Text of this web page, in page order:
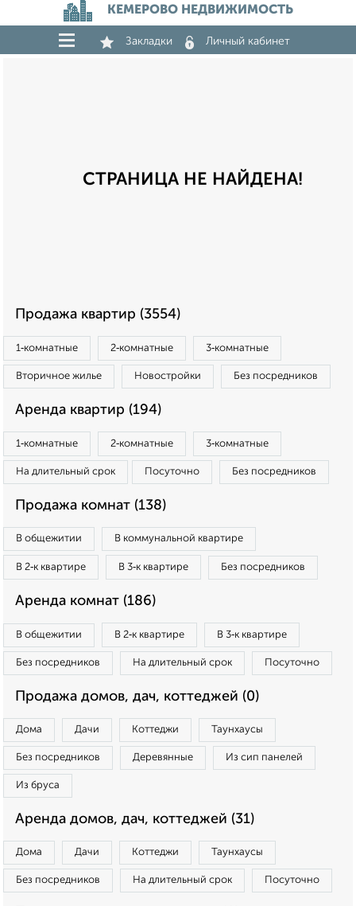
КЕМЕРОВО НЕДВИЖИМОСТЬ
Закладки Личный кабинет
СТРАНИЦА НЕ НАЙДЕНА!
Продажа квартир (3554)
1‑комнатные 2‑комнатные 3‑комнатные
Вторичное жилье Новостройки Без посредников
Аренда квартир (194)
1‑комнатные 2‑комнатные 3‑комнатные
На длительный срок Посуточно Без посредников
Продажа комнат (138)
В общежитии В коммунальной квартире
В 2‑к квартире В 3‑к квартире Без посредников
Аренда комнат (186)
В общежитии В 2‑к квартире В 3‑к квартире
Без посредников На длительный срок Посуточно
Продажа домов, дач, коттеджей (0)
Дома Дачи Коттеджи Таунхаусы
Без посредников Деревянные Из сип панелей
Из бруса
Аренда домов, дач, коттеджей (31)
Дома Дачи Коттеджи Таунхаусы
Без посредников На длительный срок Посуточно